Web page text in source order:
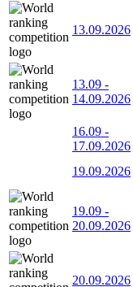
13.09.2026
13.09 -
14.09.2026
16.09 -
17.09.2026
19.09.2026
19.09 -
20.09.2026
20.09.2026